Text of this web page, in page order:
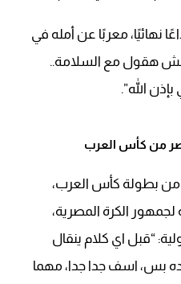
نهائيًا، معربًا عن أمله في
هقول مع السلامة..
الله”.
من كأس العرب
بطولة كأس العرب،
الكرة المصرية،
“قبل اي كلام ينقال
بس، اسف جدا جدا، مهما